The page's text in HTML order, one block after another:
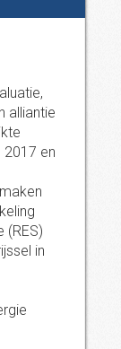
alliantie
2017 en
(RES)
in